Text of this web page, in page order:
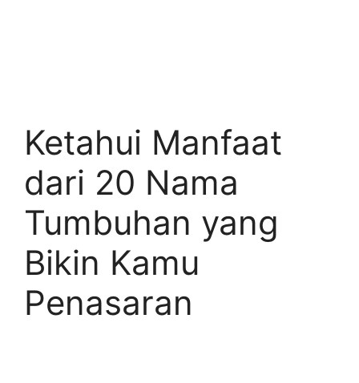
Ketahui Manfaat
dari 20 Nama
Tumbuhan yang
Bikin Kamu
Penasaran